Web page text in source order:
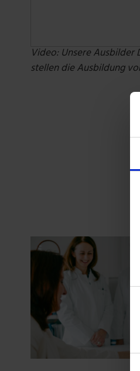
Video: Unsere Ausbilder
stellen die Ausbildung